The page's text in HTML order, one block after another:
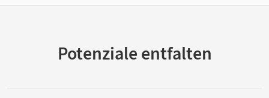
Potenziale entfalten